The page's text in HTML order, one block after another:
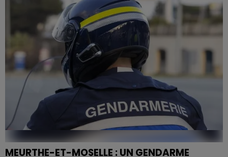
MEURTHE-ET-MOSELLE : UN GENDARME